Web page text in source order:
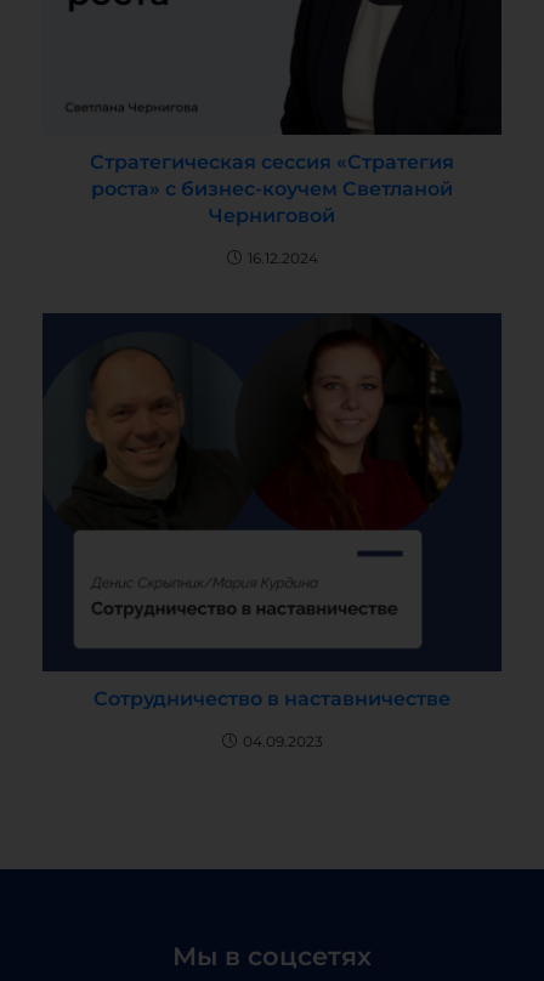
Стратегическая сессия «Стратегия
роста» с бизнес-коучем Светланой
Черниговой
16.12.2024
Сотрудничество в наставничестве
04.09.2023
Мы в соцсетях